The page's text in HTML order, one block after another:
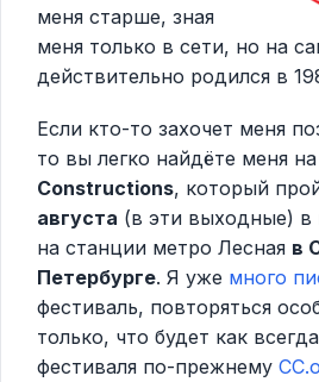
меня старше, зная
меня только в сети, но на
действительно родился в
Если кто-то захочет меня
то вы легко найдёте меня
Constructions, который
августа (в эти выходные) в
на станции метро Лесная в
Петербурге. Я уже много
фестиваль, повторяться
только, что будет как
фестиваля по-прежнему